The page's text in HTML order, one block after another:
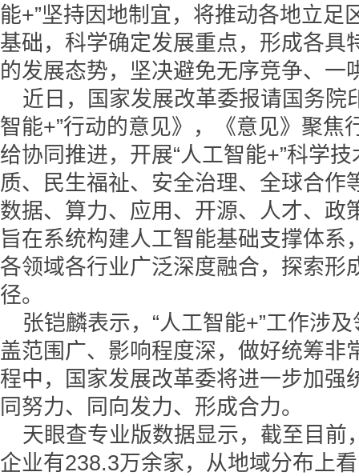
能+”坚持因地制宜，将推动各地立足
基础，科学确定发展重点，形成各具
的发展态势，坚决避免无序竞争、一
近日，国家发展改革委报请国务院
智能+”行动的意见》，《意见》聚焦
给协同推进，开展“人工智能+”科学
质、民生福祉、安全治理、全球合作
数据、算力、应用、开源、人才、政
旨在系统构建人工智能基础支撑体系
各领域各行业广泛深度融合，探索形
径。
张铠麟表示，“人工智能+”工作涉
盖范围广、影响程度深，做好统筹非
程中，国家发展改革委将进一步加强
同努力、同向发力、形成合力。
天眼查专业版数据显示，截至目前
企业有238.3万余家，从地域分布上